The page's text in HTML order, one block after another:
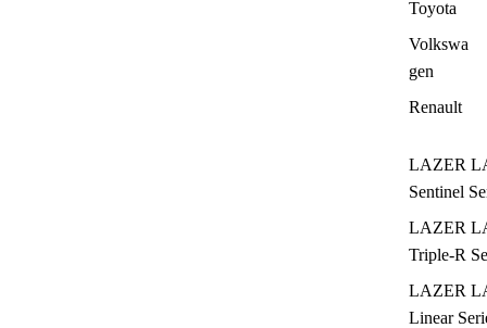
Toyota
Volkswa
gen
Renault
LAZER
Sentinel
LAZER
Triple-R
LAZER
Linear